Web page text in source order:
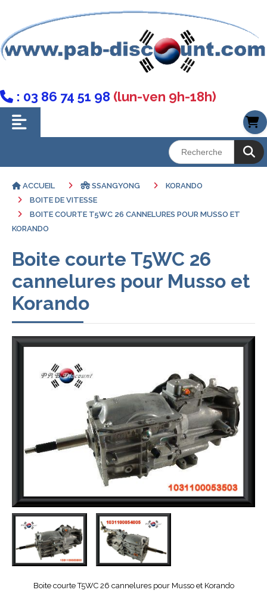
 : 03 86 74 51 98 (lun-ven 9h-18h)
ACCUEIL SSANGYONG
KORANDO
BOITE DE VITESSE
BOITE COURTE T5WC 26 CANNELURES POUR MUSSO ET
KORANDO
Boite courte T5WC 26
cannelures pour Musso et
Korando
Boite courte T5WC 26 cannelures pour Musso et Korando